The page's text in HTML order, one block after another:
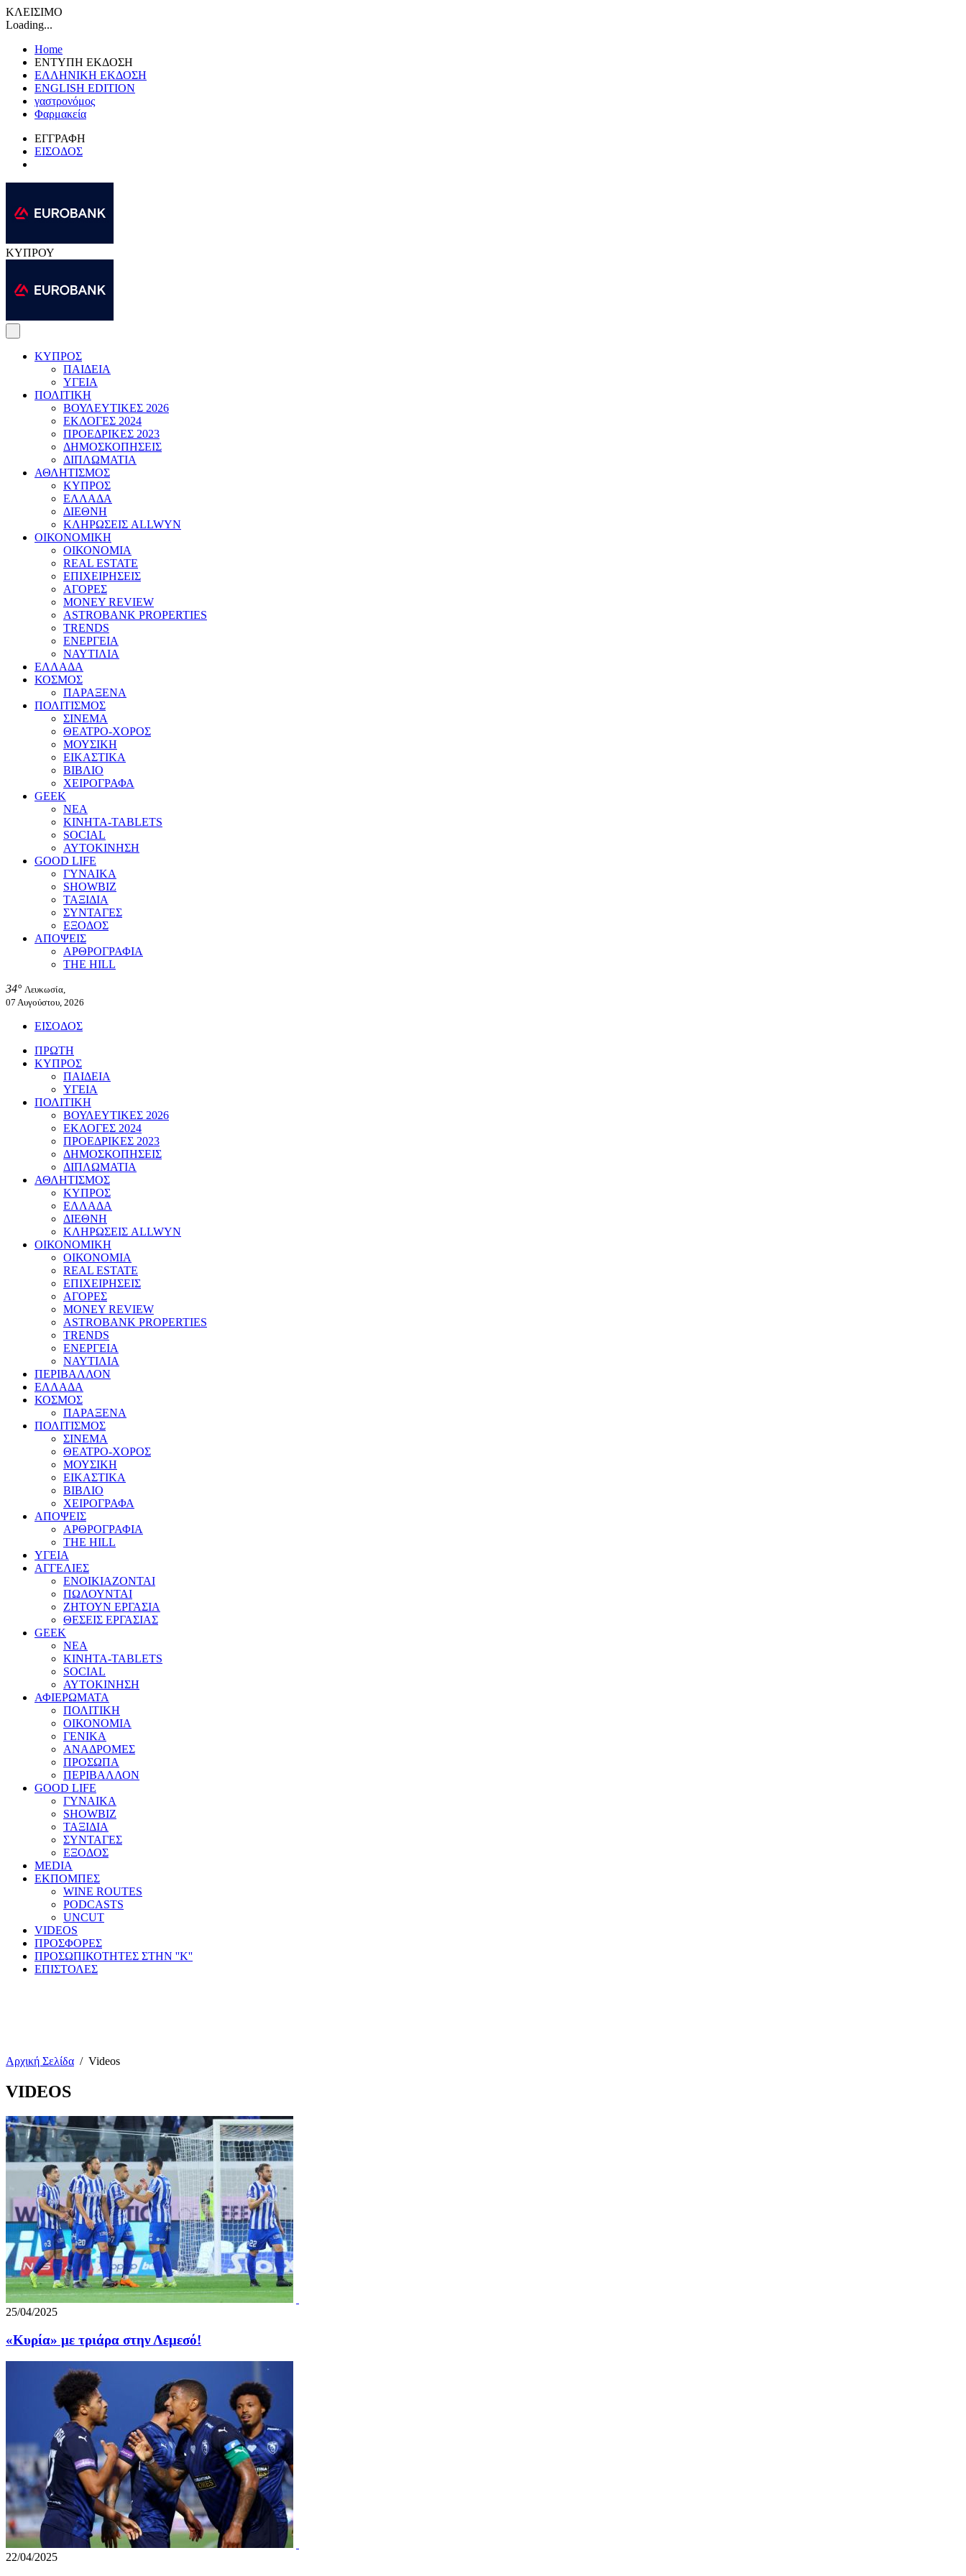
ΚΛΕΙΣΙΜΟ
Loading...
Home
ΕΝΤΥΠΗ ΕΚΔΟΣΗ
ΕΛΛΗΝΙΚΗ ΕΚΔΟΣΗ
ENGLISH EDITION
γαστρονόμος
Φαρμακεία
ΕΓΓΡΑΦΗ
ΕΙΣΟΔΟΣ
ΚΥΠΡΟΥ
ΚΥΠΡΟΣ
ΠΑΙΔΕΙΑ
ΥΓΕΙΑ
ΠΟΛΙΤΙΚΗ
ΒΟΥΛΕΥΤΙΚΕΣ 2026
ΕΚΛΟΓΕΣ 2024
ΠΡΟΕΔΡΙΚΕΣ 2023
ΔΗΜΟΣΚΟΠΗΣΕΙΣ
ΔΙΠΛΩΜΑΤΙΑ
ΑΘΛΗΤΙΣΜΟΣ
ΚΥΠΡΟΣ
ΕΛΛΑΔΑ
ΔΙΕΘΝΗ
ΚΛΗΡΩΣΕΙΣ ALLWYN
ΟΙΚΟΝΟΜΙΚΗ
ΟΙΚΟΝΟΜΙΑ
REAL ESTATE
ΕΠΙΧΕΙΡΗΣΕΙΣ
ΑΓΟΡΕΣ
MONEY REVIEW
ASTROBANK PROPERTIES
TRENDS
ΕΝΕΡΓΕΙΑ
ΝΑΥΤΙΛΙΑ
ΕΛΛΑΔΑ
ΚΟΣΜΟΣ
ΠΑΡΑΞΕΝΑ
ΠΟΛΙΤΙΣΜΟΣ
ΣΙΝΕΜΑ
ΘΕΑΤΡΟ-ΧΟΡΟΣ
ΜΟΥΣΙΚΗ
ΕΙΚΑΣΤΙΚΑ
ΒΙΒΛΙΟ
ΧΕΙΡΟΓΡΑΦΑ
GEEK
ΝΕΑ
ΚΙΝΗΤΑ-TABLETS
SOCIAL
ΑΥΤΟΚΙΝΗΣΗ
GOOD LIFE
ΓΥΝΑΙΚΑ
SHOWBIZ
ΤΑΞΙΔΙΑ
ΣΥΝΤΑΓΕΣ
ΕΞΟΔΟΣ
ΑΠΟΨΕΙΣ
ΑΡΘΡΟΓΡΑΦΙΑ
THE HILL
34° Λευκωσία,
07 Αυγούστου, 2026
ΕΙΣΟΔΟΣ
ΠΡΩΤΗ
ΚΥΠΡΟΣ
ΠΑΙΔΕΙΑ
ΥΓΕΙΑ
ΠΟΛΙΤΙΚΗ
ΒΟΥΛΕΥΤΙΚΕΣ 2026
ΕΚΛΟΓΕΣ 2024
ΠΡΟΕΔΡΙΚΕΣ 2023
ΔΗΜΟΣΚΟΠΗΣΕΙΣ
ΔΙΠΛΩΜΑΤΙΑ
ΑΘΛΗΤΙΣΜΟΣ
ΚΥΠΡΟΣ
ΕΛΛΑΔΑ
ΔΙΕΘΝΗ
ΚΛΗΡΩΣΕΙΣ ALLWYN
ΟΙΚΟΝΟΜΙΚΗ
ΟΙΚΟΝΟΜΙΑ
REAL ESTATE
ΕΠΙΧΕΙΡΗΣΕΙΣ
ΑΓΟΡΕΣ
MONEY REVIEW
ASTROBANK PROPERTIES
TRENDS
ΕΝΕΡΓΕΙΑ
ΝΑΥΤΙΛΙΑ
ΠΕΡΙΒΑΛΛΟΝ
ΕΛΛΑΔΑ
ΚΟΣΜΟΣ
ΠΑΡΑΞΕΝΑ
ΠΟΛΙΤΙΣΜΟΣ
ΣΙΝΕΜΑ
ΘΕΑΤΡΟ-ΧΟΡΟΣ
ΜΟΥΣΙΚΗ
ΕΙΚΑΣΤΙΚΑ
ΒΙΒΛΙΟ
ΧΕΙΡΟΓΡΑΦΑ
ΑΠΟΨΕΙΣ
ΑΡΘΡΟΓΡΑΦΙΑ
THE HILL
ΥΓΕΙΑ
ΑΓΓΕΛΙΕΣ
ΕΝΟΙΚΙΑΖΟΝΤΑΙ
ΠΩΛΟΥΝΤΑΙ
ΖΗΤΟΥΝ ΕΡΓΑΣΙΑ
ΘΕΣΕΙΣ ΕΡΓΑΣΙΑΣ
GEEK
ΝΕΑ
ΚΙΝΗΤΑ-TABLETS
SOCIAL
ΑΥΤΟΚΙΝΗΣΗ
ΑΦΙΕΡΩΜΑΤΑ
ΠΟΛΙΤΙΚΗ
ΟΙΚΟΝΟΜΙΑ
ΓΕΝΙΚΑ
ΑΝΑΔΡΟΜΕΣ
ΠΡΟΣΩΠΑ
ΠΕΡΙΒΑΛΛΟΝ
GOOD LIFE
ΓΥΝΑΙΚΑ
SHOWBIZ
ΤΑΞΙΔΙΑ
ΣΥΝΤΑΓΕΣ
ΕΞΟΔΟΣ
MEDIA
ΕΚΠΟΜΠΕΣ
WINE ROUTES
PODCASTS
UNCUT
VIDEOS
ΠΡΟΣΦΟΡΕΣ
ΠΡΟΣΩΠΙΚΟΤΗΤΕΣ ΣΤΗΝ ''Κ''
ΕΠΙΣΤΟΛΕΣ
Αρχική Σελίδα / Videos
VIDEOS
25/04/2025
«Κυρία» με τριάρα στην Λεμεσό!
22/04/2025